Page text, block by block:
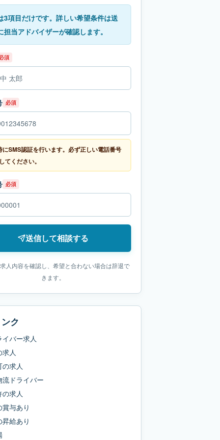
3項目だけです。詳しい希望条件は送
担当アドバイザーが確認します。
須
必須
にSMS認証を行います。必ず正しい電話番号
てください。
必須
送信して相談する
人内容を確認し、希望と合わない場合は辞退で
きます。
ク
バー求人
求人
の求人
流ドライバー
の求人
賞与あり
昇給あり